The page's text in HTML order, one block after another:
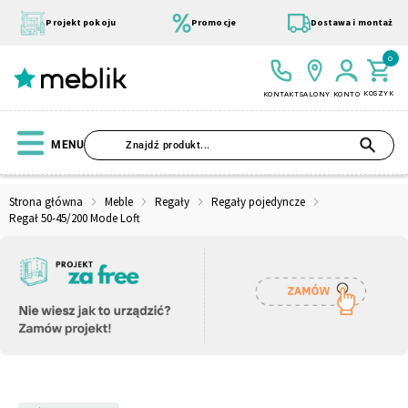
treści
Projekt pokoju Promocje Dostawa i montaż
KONTAKTSALONY KONTO KOSZYK
0
MENU
Strona główna Meble Regały
Regały pojedyncze
Regał 50-45/200 Mode Loft
Wszystkie Kolekcje
Szafa
Materace